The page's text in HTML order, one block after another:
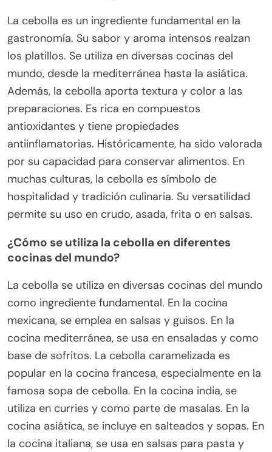
La cebolla es un ingrediente fundamental en la
gastronomía. Su sabor y aroma intensos realzan
los platillos. Se utiliza en diversas cocinas del
mundo, desde la mediterránea hasta la asiática.
Además, la cebolla aporta textura y color a las
preparaciones. Es rica en compuestos
antioxidantes y tiene propiedades
antiinflamatorias. Históricamente, ha sido valorada
por su capacidad para conservar alimentos. En
muchas culturas, la cebolla es símbolo de
hospitalidad y tradición culinaria. Su versatilidad
permite su uso en crudo, asada, frita o en salsas.
¿Cómo se utiliza la cebolla en diferentes
cocinas del mundo?
La cebolla se utiliza en diversas cocinas del mundo
como ingrediente fundamental. En la cocina
mexicana, se emplea en salsas y guisos. En la
cocina mediterránea, se usa en ensaladas y como
base de sofritos. La cebolla caramelizada es
popular en la cocina francesa, especialmente en la
famosa sopa de cebolla. En la cocina india, se
utiliza en curries y como parte de masalas. En la
cocina asiática, se incluye en salteados y sopas. En
la cocina italiana, se usa en salsas para pasta y